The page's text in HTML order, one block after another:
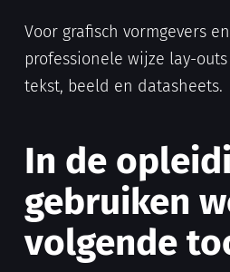
Voor grafisch vormgevers
professionele wijze lay-
tekst, beeld en datasheets.
In de
gebruiken
volgende